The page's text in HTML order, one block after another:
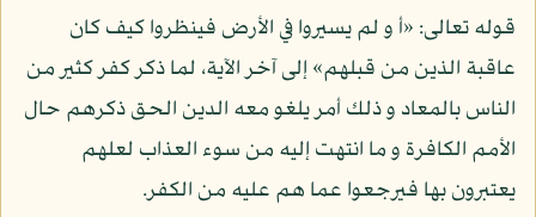
قوله تعالى: «أ و لم يسيروا في الأرض فينظروا كيف كان
عاقبة الذين من قبلهم» إلى آخر الآية، لما ذكر كفر كثير من
الناس بالمعاد و ذلك أمر يلغو معه الدين الحق ذكرهم حال
الأمم الكافرة و ما انتهت إليه من سوء العذاب لعلهم
يعتبرون بها فيرجعوا عما هم عليه من الكفر.